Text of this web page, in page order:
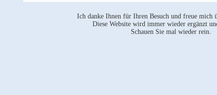
Ich danke Ihnen für Ihren Besuch und freue mich
Diese Website wird immer wieder ergänzt
Schauen Sie mal wieder rein.